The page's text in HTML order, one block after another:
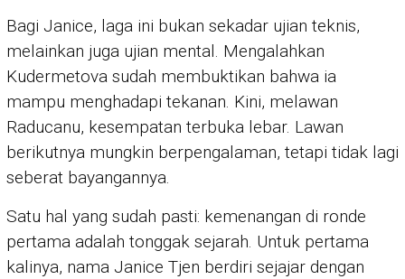
Bagi Janice, laga ini bukan sekadar ujian teknis,
melainkan juga ujian mental. Mengalahkan
Kudermetova sudah membuktikan bahwa ia
mampu menghadapi tekanan. Kini, melawan
Raducanu, kesempatan terbuka lebar. Lawan
berikutnya mungkin berpengalaman, tetapi tidak lagi
seberat bayangannya.
Satu hal yang sudah pasti: kemenangan di ronde
pertama adalah tonggak sejarah. Untuk pertama
kalinya, nama Janice Tjen berdiri sejajar dengan